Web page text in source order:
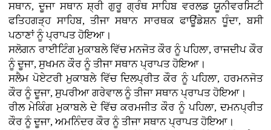
ਸਥਾਨ, ਦੂਜਾ ਸਥਾਨ ਸ਼੍ਰੀ ਗੁਰੂ ਗ੍ਰੰਥ ਸਾਹਿਬ ਵਰਲਡ ਯੂਨੀਵਰਸਿਟੀ
ਫਤਿਹਗੜ੍ਹ ਸਾਹਿਬ, ਤੀਜਾ ਸਥਾਨ ਸਾਰਥਕ ਫਾਊਂਡੇਸ਼ਨ ਧੂੰਦਾ, ਬਸੀ
ਪਠਾਣਾਂ ਨੂੰ ਪ੍ਰਾਪਤ ਹੋਇਆ।
ਸਲੋਗਨ ਰਾਈਟਿੰਗ ਮੁਕਾਬਲੇ ਵਿੱਚ ਮਨਜੋਤ ਕੌਰ ਨੂੰ ਪਹਿਲਾ, ਰਾਜਦੀਪ ਕੌਰ
ਨੂੰ ਦੂਜਾ, ਸੁਖਮਨ ਕੌਰ ਨੂੰ ਤੀਜਾ ਸਥਾਨ ਪ੍ਰਾਪਤ ਹੋਇਆ।
ਸਲੈਮ ਪੋਏਟਰੀ ਮੁਕਾਬਲੇ ਵਿੱਚ ਦਿਲਪ੍ਰੀਤ ਕੌਰ ਨੂੰ ਪਹਿਲਾ, ਹਰਮਨਜੋਤ
ਕੌਰ ਨੂੰ ਦੂਜਾ, ਸੁਪਰੀਆ ਗਰੇਵਾਲ ਨੂੰ ਤੀਜਾ ਸਥਾਨ ਪ੍ਰਾਪਤ ਹੋਇਆ।
ਰੀਲ ਮੇਕਿੰਗ ਮੁਕਾਬਲੇ ਦੇ ਵਿੱਚ ਕਰਮਜੀਤ ਕੌਰ ਨੂੰ ਪਹਿਲਾ, ਦਮਨਪ੍ਰੀਤ
ਕੌਰ ਨੂੰ ਦੂਜਾ, ਅਮਨਿੰਦਰ ਕੌਰ ਨੂੰ ਤੀਜਾ ਸਥਾਨ ਪ੍ਰਾਪਤ ਹੋਇਆ।